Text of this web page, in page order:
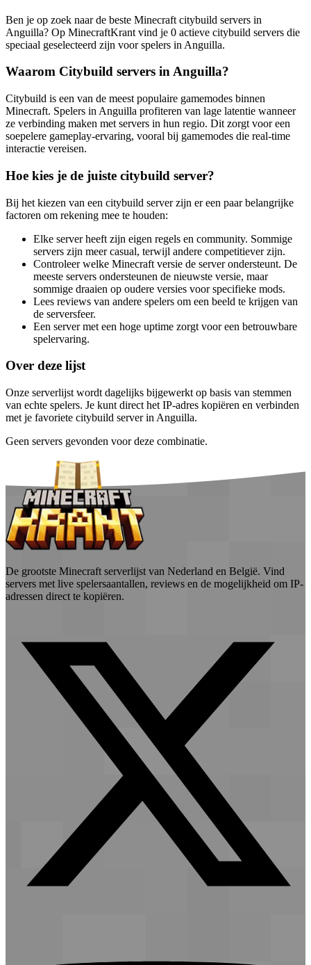
Ben je op zoek naar de beste Minecraft citybuild servers in
Anguilla? Op MinecraftKrant vind je 0 actieve citybuild servers die
speciaal geselecteerd zijn voor spelers in Anguilla.
Waarom Citybuild servers in Anguilla?
Citybuild is een van de meest populaire gamemodes binnen
Minecraft. Spelers in Anguilla profiteren van lage latentie wanneer
ze verbinding maken met servers in hun regio. Dit zorgt voor een
soepelere gameplay-ervaring, vooral bij gamemodes die real-time
interactie vereisen.
Hoe kies je de juiste citybuild server?
Bij het kiezen van een citybuild server zijn er een paar belangrijke
factoren om rekening mee te houden:
Elke server heeft zijn eigen regels en community. Sommige
servers zijn meer casual, terwijl andere competitiever zijn.
Controleer welke Minecraft versie de server ondersteunt. De
meeste servers ondersteunen de nieuwste versie, maar
sommige draaien op oudere versies voor specifieke mods.
Lees reviews van andere spelers om een beeld te krijgen van
de serversfeer.
Een server met een hoge uptime zorgt voor een betrouwbare
spelervaring.
Over deze lijst
Onze serverlijst wordt dagelijks bijgewerkt op basis van stemmen
van echte spelers. Je kunt direct het IP-adres kopiëren en verbinden
met je favoriete citybuild server in Anguilla.
Geen servers gevonden voor deze combinatie.
De grootste Minecraft serverlijst van Nederland en België. Vind
servers met live spelersaantallen, reviews en de mogelijkheid om IP-
adressen direct te kopiëren.